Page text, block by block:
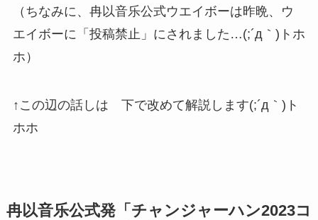
（ちなみに、冉以音乐公式ウエイボーは昨晩、ウ
エイボーに「投稿禁止」にされました…(;´д｀)トホ
ホ）
↑この辺の話しは 下で改めて解説します(;´д｀)ト
ホホ
冉以音乐公式発「チャンジャーハン2023コ